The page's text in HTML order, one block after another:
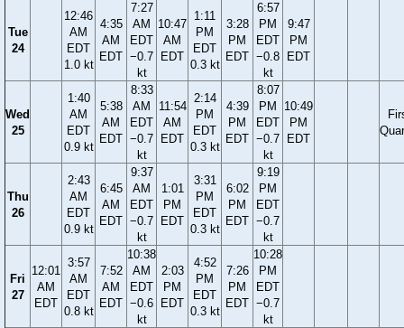
Tue
24
12:46
AM
EDT
1.0 kt
4:35
AM
EDT
7:27
AM
EDT
−0.7
kt
10:47
AM
EDT
1:11
PM
EDT
0.3 kt
3:28
PM
EDT
6:57
PM
EDT
−0.8
kt
9:47
PM
EDT
Wed
25
1:40
AM
EDT
0.9 kt
5:38
AM
EDT
8:33
AM
EDT
−0.7
kt
11:54
AM
EDT
2:14
PM
EDT
0.3 kt
4:39
PM
EDT
8:07
PM
EDT
−0.7
kt
10:49
PM
EDT
Thu
26
2:43
AM
EDT
0.9 kt
6:45
AM
EDT
9:37
AM
EDT
−0.7
kt
1:01
PM
EDT
3:31
PM
EDT
0.3 kt
6:02
PM
EDT
9:19
PM
EDT
−0.7
kt
Fri
27
12:01
AM
EDT
3:57
AM
EDT
0.8 kt
7:52
AM
EDT
10:38
AM
EDT
−0.6
kt
2:03
PM
EDT
4:52
PM
EDT
0.3 kt
7:26
PM
EDT
10:28
PM
EDT
−0.7
kt